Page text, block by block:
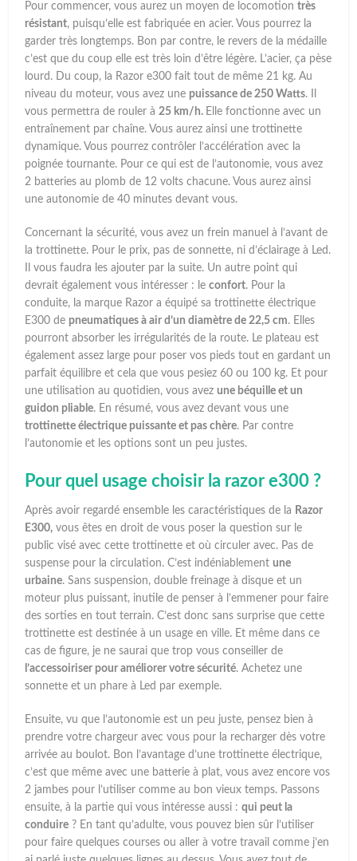
Pour commencer, vous aurez un moyen de locomotiontrès
résistant, puisqu’elle est fabriquée en acier. Vous pourrez la
garder très longtemps. Bon par contre, le revers de la médaille
c’est que du coup elle est très loin d’être légère. L’acier, ça pèse
lourd. Du coup, la Razor e300 fait tout de même 21 kg. Au
niveau du moteur, vous avez une puissance de 250 Watts. Il
vous permettra de rouler à25 km/h. Elle fonctionne avec un
entraînement par chaîne. Vous aurez ainsi une trottinette
dynamique. Vous pourrez contrôler l’accélération avec la
poignée tournante. Pour ce qui est de l’autonomie, vous avez
2 batteries au plomb de 12 volts chacune. Vous aurez ainsi
une autonomie de 40 minutes devant vous.
Concernant la sécurité, vous avez un frein manuel à l’avant de
la trottinette. Pour le prix, pas de sonnette, ni d’éclairage à Led.
Il vous faudra les ajouter par la suite. Un autre point qui
devrait également vous intéresser : leconfort. Pour la
conduite, la marque Razor a équipé sa trottinette électrique
E300 de pneumatiques à air d’un diamètre de 22,5 cm. Elles
pourront absorber les irrégularités de la route. Le plateau est
également assez large pour poser vos pieds tout en gardant un
parfait équilibre et cela que vous pesiez 60 ou 100 kg. Et pour
une utilisation au quotidien, vous avezune béquille et un
guidon pliable. En résumé, vous avez devant vous une
trottinette électrique puissante et pas chère. Par contre
l’autonomie et les options sont un peu justes.
Pour quel usage choisir la razor e300 ?
Après avoir regardé ensemble les caractéristiques de la Razor
E300, vous êtes en droit de vous poser la question sur le
public visé avec cette trottinette et où circuler avec. Pas de
suspense pour la circulation. C’est indéniablementune
urbaine. Sans suspension, double freinage à disque et un
moteur plus puissant, inutile de penser à l’emmener pour faire
des sorties en tout terrain. C’est donc sans surprise que cette
trottinette est destinée à un usage en ville. Et même dans ce
cas de figure, je ne saurai que trop vous conseiller de
l’accessoiriser pour améliorer votre sécurité. Achetez une
sonnette et un phare à Led par exemple.
Ensuite, vu que l’autonomie est un peu juste, pensez bien à
prendre votre chargeur avec vous pour la recharger dès votre
arrivée au boulot. Bon l’avantage d’une trottinette électrique,
c’est que même avec une batterie à plat, vous avez encore vos
2 jambes pour l’utiliser comme au bon vieux temps. Passons
ensuite, à la partie qui vous intéresse aussi :qui peut la
conduire ? En tant qu’adulte, vous pouvez bien sûr l’utiliser
pour faire quelques courses ou aller à votre travail comme j’en